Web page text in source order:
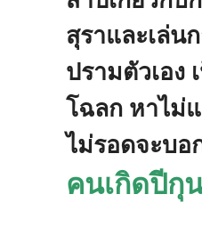
สุราและเล่น
ปรามตัวเอง
โฉลก หาไม่
ไม่รอดจะบอ
คนเกิดปีกุ